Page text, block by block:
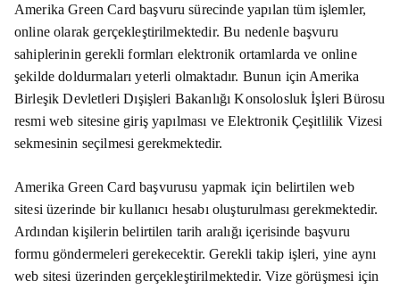
Amerika Green Card başvuru sürecinde yapılan tüm işlemler,
online olarak gerçekleştirilmektedir. Bu nedenle başvuru
sahiplerinin gerekli formları elektronik ortamlarda ve online
şekilde doldurmaları yeterli olmaktadır. Bunun için Amerika
Birleşik Devletleri Dışişleri Bakanlığı Konsolosluk İşleri Bürosu
resmi web sitesine giriş yapılması ve Elektronik Çeşitlilik Vizesi
sekmesinin seçilmesi gerekmektedir.
Amerika Green Card başvurusu yapmak için belirtilen web
sitesi üzerinde bir kullanıcı hesabı oluşturulması gerekmektedir.
Ardından kişilerin belirtilen tarih aralığı içerisinde başvuru
formu göndermeleri gerekecektir. Gerekli takip işleri, yine aynı
web sitesi üzerinden gerçekleştirilmektedir. Vize görüşmesi için